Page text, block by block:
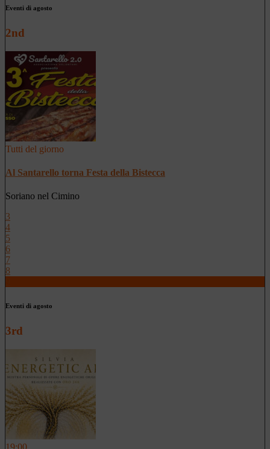
Eventi di agosto
2nd
Tutti del giorno
Al Santarello torna Festa della Bistecca
Soriano nel Cimino
3
4
5
6
7
8
Eventi di agosto
3rd
19:00